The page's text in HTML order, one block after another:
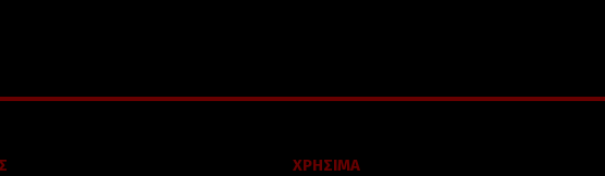
ΧΡΗΣΙΜΑ